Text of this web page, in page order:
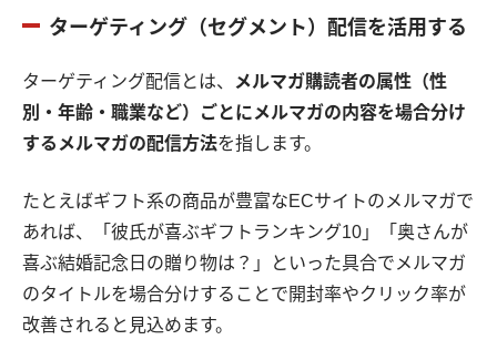
ターゲティング（セグメント）配信を活用する
ターゲティング配信とは、
メルマガ購読者の属性（性
別・年齢・職業など）ごとにメルマガの内容を場合分け
するメルマガの配信方法を指します。
たとえばギフト系の商品が豊富なECサイトのメルマガで
あれば、「彼氏が喜ぶギフトランキング10」「奥さんが
喜ぶ結婚記念日の贈り物は？」といった具合でメルマガ
のタイトルを場合分けすることで開封率やクリック率が
改善されると見込めます。